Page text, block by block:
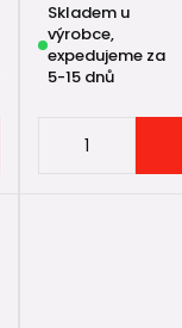
Skladem u
výrobce,
expedujeme za
5-15 dnů